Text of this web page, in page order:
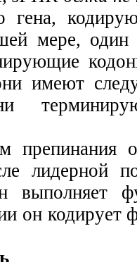
гена,
мере, один
имеют
препинания
лидерной
он кодирует